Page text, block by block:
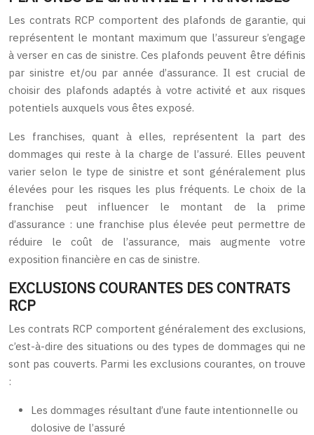
Les contrats RCP comportent des plafonds de garantie, qui
représentent le montant maximum que l’assureur s’engage
à verser en cas de sinistre. Ces plafonds peuvent être définis
par sinistre et/ou par année d’assurance. Il est crucial de
choisir des plafonds adaptés à votre activité et aux risques
potentiels auxquels vous êtes exposé.
Les franchises, quant à elles, représentent la part des
dommages qui reste à la charge de l’assuré. Elles peuvent
varier selon le type de sinistre et sont généralement plus
élevées pour les risques les plus fréquents. Le choix de la
franchise peut influencer le montant de la prime
d’assurance : une franchise plus élevée peut permettre de
réduire le coût de l’assurance, mais augmente votre
exposition financière en cas de sinistre.
EXCLUSIONS COURANTES DES CONTRATS
RCP
Les contrats RCP comportent généralement des exclusions,
c’est-à-dire des situations ou des types de dommages qui ne
sont pas couverts. Parmi les exclusions courantes, on trouve
:
Les dommages résultant d’une faute intentionnelle ou
dolosive de l’assuré